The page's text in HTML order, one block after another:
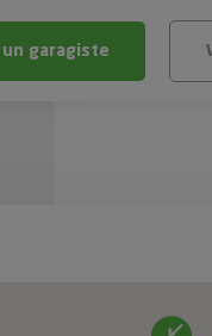
garagiste